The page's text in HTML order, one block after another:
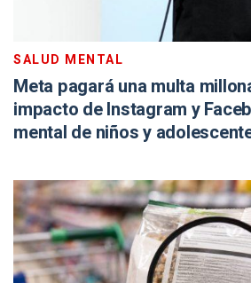
SALUD MENTAL
Meta pagará una multa
impacto de Instagram y
mental de niños y